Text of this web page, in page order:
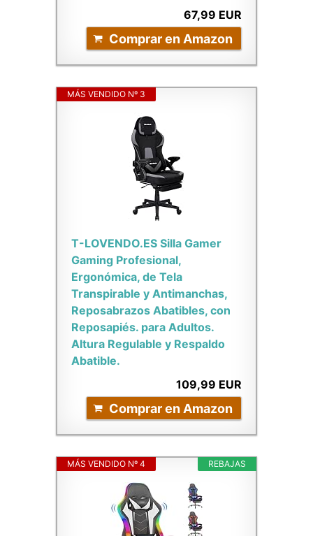
67,99 EUR
Comprar en Amazon
MÁS VENDIDO Nº 3
T-LOVENDO.ES Silla Gamer
Gaming Profesional,
Ergonómica, de Tela
Transpirable y Antimanchas,
Reposabrazos Abatibles, con
Reposapiés. para Adultos.
Altura Regulable y Respaldo
Abatible.
109,99 EUR
Comprar en Amazon
REBAJAS
MÁS VENDIDO Nº 4